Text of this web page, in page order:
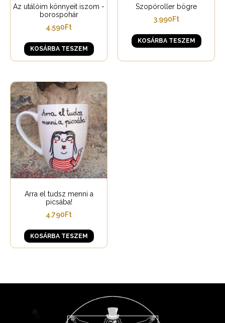
Az utálóim könnyeit iszom -
borospohár
4.590Ft
KOSÁRBA TESZEM
Szopóroller bögre
3.990Ft
KOSÁRBA TESZEM
Arra el tudsz menni a
picsába!
4.790Ft
KOSÁRBA TESZEM